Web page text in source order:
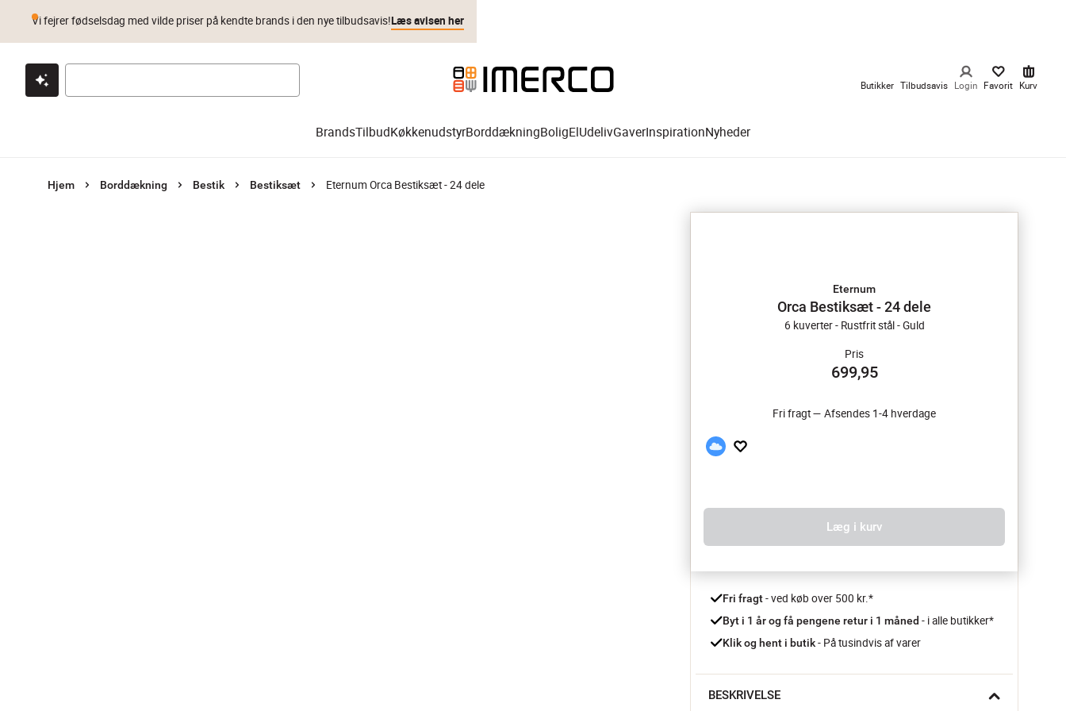
Klik & hent Byt i 1 år Prismatch
Vi fejrer fødselsdag med vilde priser på kendte brands i den nye tilbudsavis!Læs avisen her
Butikker Tilbudsavis Login Favorit Kurv
BrandsTilbudKøkkenudstyrBorddækningBoligElUdelivGaverInspirationNyheder
Hjem Borddækning Bestik Bestiksæt Eternum Orca Bestiksæt - 24 dele
Eternum
Orca Bestiksæt - 24 dele
6 kuverter - Rustfrit stål - Guld
Pris
699,95
Fri fragt — Afsendes 1-4 hverdage
Læg i kurv
Fri fragt - ved køb over 500 kr.*
Byt i 1 år og få pengene retur i 1 måned - i alle butikker*
Klik og hent i butik - På tusindvis af varer
BESKRIVELSE